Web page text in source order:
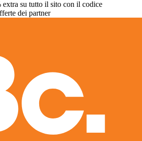
su tutto il sito con il codice
dei partner